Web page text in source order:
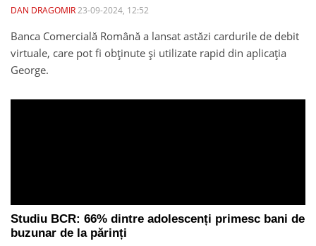
DAN DRAGOMIR23-09-2024, 12:52
Banca Comercială Română a lansat astăzi cardurile de debit
virtuale, care pot fi obținute și utilizate rapid din aplicația
George.
Studiu BCR: 66% dintre adolescenți primesc bani de
buzunar de la părinți